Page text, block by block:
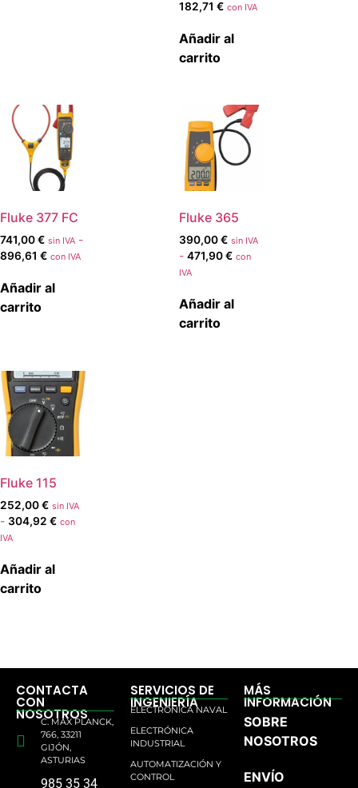
182,71 € con IVA
Añadir al
carrito
Fluke 377 FC
741,00€ sin IVA -
896,61 € con IVA
Añadir al
carrito
Fluke 365
390,00€ sin IVA
- 471,90€ con
IVA
Añadir al
carrito
Fluke 115
252,00€ sin IVA
- 304,92 € con
IVA
Añadir al
carrito
CONTACTA
CON
NOSOTROS
C. MAX PLANCK,
766, 33211
GIJÓN,
ASTURIAS
985 35 34
SERVICIOS DE
INGENIERÍA
ELECTRÓNICA NAVAL
ELECTRÓNICA
INDUSTRIAL
AUTOMATIZACIÓN Y
CONTROL
MÁS
INFORMACIÓN
SOBRE
NOSOTROS
ENVÍO